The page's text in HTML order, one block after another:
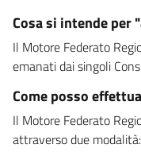
Cosa si intende per
Il Motore Federato
emanati dai singoli
Come posso
Il Motore Federato
attraverso due modalità: